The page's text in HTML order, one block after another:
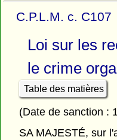
C.P.L.M. c. C107
Loi sur les
le crime
Table des matières
(Date de sanction :
SA MAJESTÉ, sur